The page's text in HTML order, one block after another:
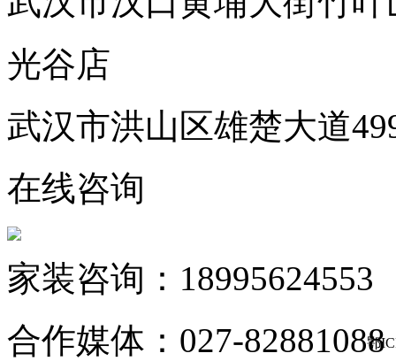
光谷店
武汉市洪山区雄楚大道
在线咨询
家装咨询：18995624553
合作媒体：027-82881088
鄂